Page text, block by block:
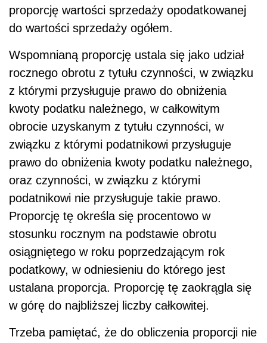
proporcję wartości sprzedaży opodatkowanej
do wartości sprzedaży ogółem.
Wspomnianą proporcję ustala się jako udział
rocznego obrotu z tytułu czynności, w związku
z którymi przysługuje prawo do obniżenia
kwoty podatku należnego, w całkowitym
obrocie uzyskanym z tytułu czynności, w
związku z którymi podatnikowi przysługuje
prawo do obniżenia kwoty podatku należnego,
oraz czynności, w związku z którymi
podatnikowi nie przysługuje takie prawo.
Proporcję tę określa się procentowo w
stosunku rocznym na podstawie obrotu
osiągniętego w roku poprzedzającym rok
podatkowy, w odniesieniu do którego jest
ustalana proporcja. Proporcję tę zaokrągla się
w górę do najbliższej liczby całkowitej.
Trzeba pamiętać, że do obliczenia proporcji nie